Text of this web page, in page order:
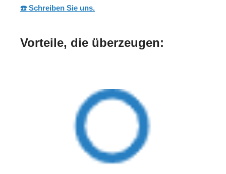
☎️ Schreiben Sie uns.
Vorteile, die überzeugen: